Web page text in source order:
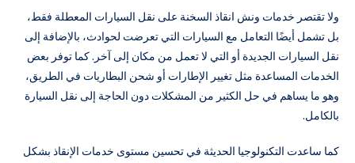
ولا تقتصر خدمات ونش انقاذ السخنة على نقل السيارات المعطلة فقط،
بل تشمل أيضًا التعامل مع السيارات التي تعرضت لحوادث، بالإضافة إلى
نقل السيارات الجديدة أو التي لا تعمل من مكان إلى آخر. كما توفر بعض
الخدمات المساعدة مثل تغيير الإطارات أو شحن البطاريات في الطريق،
وهو ما يساهم في حل الكثير من المشكلات دون الحاجة إلى نقل السيارة
بالكامل.
كما ساعدت التكنولوجيا الحديثة في تحسين مستوى خدمات الإنقاذ بشكل